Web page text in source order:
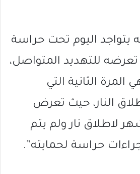
يتواجد اليوم تحت حراسة
للتهديد المتواصل،
الثانية التي
النار، حيث تعرض
لاطلاق نار ولم يتم
حراسة لحمايته”.